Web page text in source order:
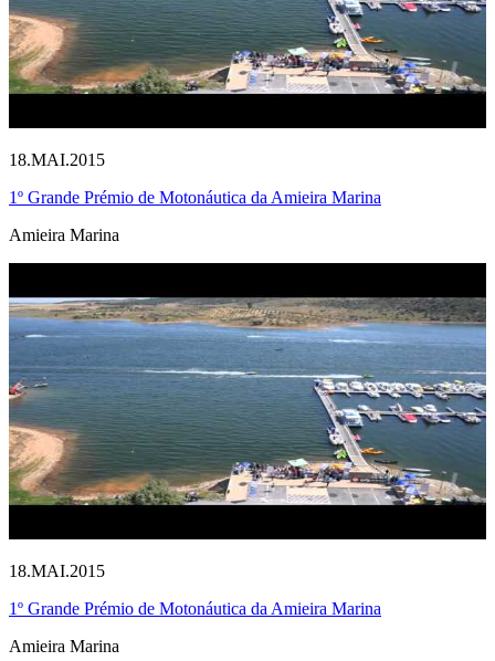
18.MAI.2015
1º Grande Prémio de Motonáutica da Amieira Marina
Amieira Marina
18.MAI.2015
1º Grande Prémio de Motonáutica da Amieira Marina
Amieira Marina